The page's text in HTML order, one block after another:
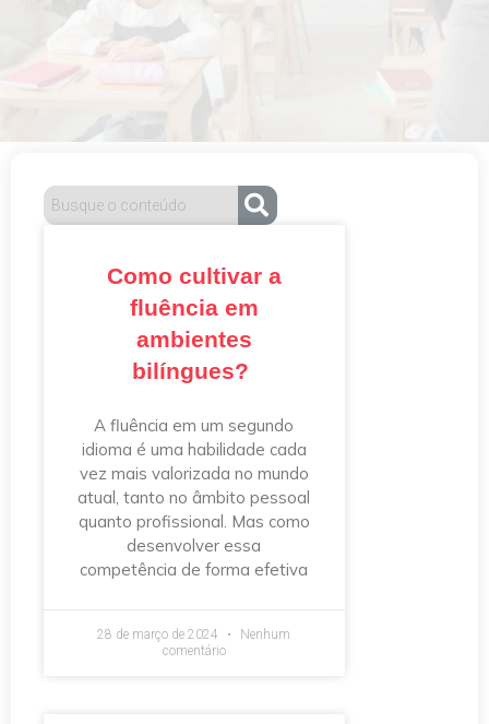
Como cultivar a
fluência em
ambientes
bilíngues?
A fluência em um segundo
idioma é uma habilidade cada
vez mais valorizada no mundo
atual, tanto no âmbito pessoal
quanto profissional. Mas como
desenvolver essa
competência de forma efetiva
28 de março de 2024
Nenhum
comentário